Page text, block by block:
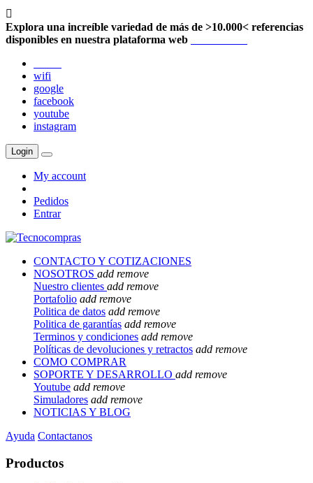

Explora una increíble variedad de más de >10.000< referencias
disponibles en nuestra plataforma web
wifi
google
facebook
youtube
instagram
Login
My account
Pedidos
Entrar
CONTACTO Y COTIZACIONES
NOSOTROS add remove
Nuestro clientes add remove
Portafolio add remove
Politica de datos add remove
Politica de garantías add remove
Terminos y condiciones add remove
Políticas de devoluciones y retractos add remove
COMO COMPRAR
SOPORTE Y DESARROLLO add remove
Youtube add remove
Simuladores add remove
NOTICIAS Y BLOG
Ayuda Contactanos
Productos